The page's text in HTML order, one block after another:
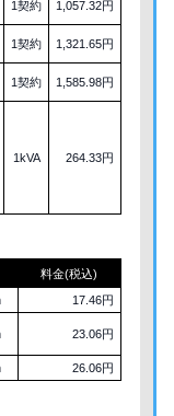
1契約 1,057.32円
1契約 1,321.65円
1契約 1,585.98円
1kVA 264.33円
料金(税込)
17.46円
23.06円
26.06円